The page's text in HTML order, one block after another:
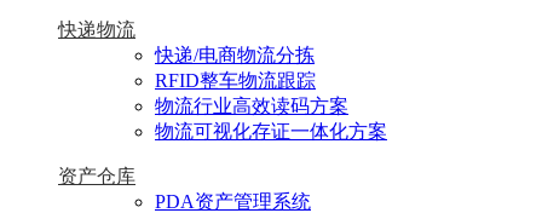
快递物流
快递/电商物流分拣
RFID整车物流跟踪
物流行业高效读码方案
物流可视化存证一体化方案
资产仓库
PDA资产管理系统